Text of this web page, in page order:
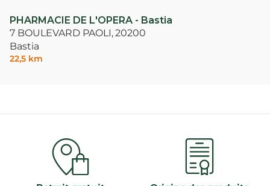
PHARMACIE DE L'OPERA - Bastia
7 BOULEVARD PAOLI,20200
Bastia
22,5 km